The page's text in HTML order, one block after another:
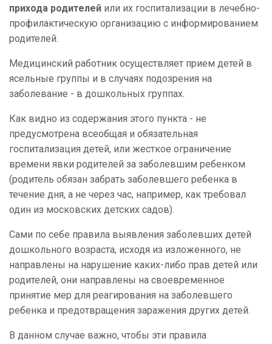
прихода родителей или их госпитализации в лечебно-
профилактическую организацию с информированием
родителей.
Медицинский работник осуществляет прием детей в
ясельные группы и в случаях подозрения на
заболевание - в дошкольных группах.
Как видно из содержания этого пункта - не
предусмотрена всеобщая и обязательная
госпитализация детей, или жесткое ограничение
времени явки родителей за заболевшим ребенком
(родитель обязан забрать заболевшего ребенка в
течение дня, а не через час, например, как требовал
один из московских детских садов).
Сами по себе правила выявления заболевших детей
дошкольного возраста, исходя из изложенного, не
направлены на нарушение каких-либо прав детей или
родителей, они направлены на своевременное
принятие мер для реагирования на заболевшего
ребенка и предотвращения заражения других детей.
В данном случае важно, чтобы эти правила